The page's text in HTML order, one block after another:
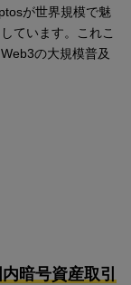
が世界規模で魅
ています。これこ
の大規模普及
暗号資産取引